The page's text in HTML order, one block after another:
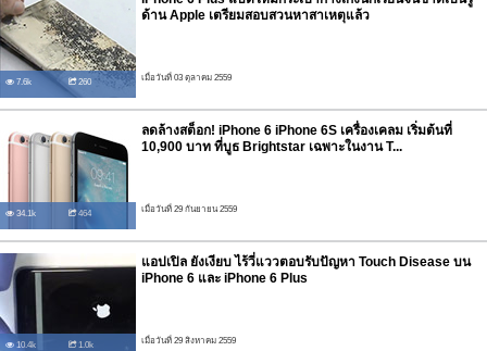
7.6k 260
ด้าน Apple เตรียมสอบสวนหาสาเหตุแล้ว
เมื่อวันที่ 03 ตุลาคม 2559
34.1k 464
ลดล้างสต็อก! iPhone 6 iPhone 6S เครื่องเคลม เริ่มต้นที่
10,900 บาท ที่บูธ Brightstar เฉพาะในงาน T...
เมื่อวันที่ 29 กันยายน 2559
10.4k 1.0k
แอปเปิล ยังเงียบ ไร้วี่แววตอบรับปัญหา Touch Disease บน
iPhone 6 และ iPhone 6 Plus
เมื่อวันที่ 29 สิงหาคม 2559